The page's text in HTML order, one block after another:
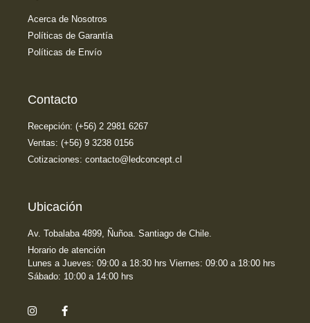
Acerca de Nosotros
Políticas de Garantía
Políticas de Envío
Contacto
Recepción: (+56) 2 2981 6267
Ventas: (+56) 9 3238 0156
Cotizaciones: contacto@ledconcept.cl
Ubicación
Av. Tobalaba 4899, Ñuñoa. Santiago de Chile.
Horario de atención
Lunes a Jueves: 09:00 a 18:30 hrs Viernes: 09:00 a 18:00 hrs
Sábado: 10:00 a 14:00 hrs